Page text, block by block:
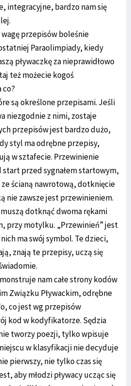
integracyjne, bardzo nam się
przepisów boleśnie
Paraolimpiady, kiedy
pływaczkę za nieprawidłowo
też możecie kogoś
co?
są określone przepisami. Jeśli
niezgodnie z nimi, zostaje
przepisów jest bardzo dużo,
styl ma odrębne przepisy,
w sztafecie. Przewinienie
start przed sygnałem startowym,
ścianą nawrotową, dotknięcie
nie zawsze jest przewinieniem.
dotknąć dwoma rękami
przy motylku. „Przewinień” jest
ma swój symbol. Te dzieci,
znają te przepisy, uczą się
nam całe strony kodów
Związku Pływackim, odrębne
co jest wg przepisów
kod w kodyfikatorze. Sędzia
tworzy poezji, tylko wpisuje
w klasyfikacji nie decyduje
pierwszy, nie tylko czas się
aby młodzi pływacy ucząc się